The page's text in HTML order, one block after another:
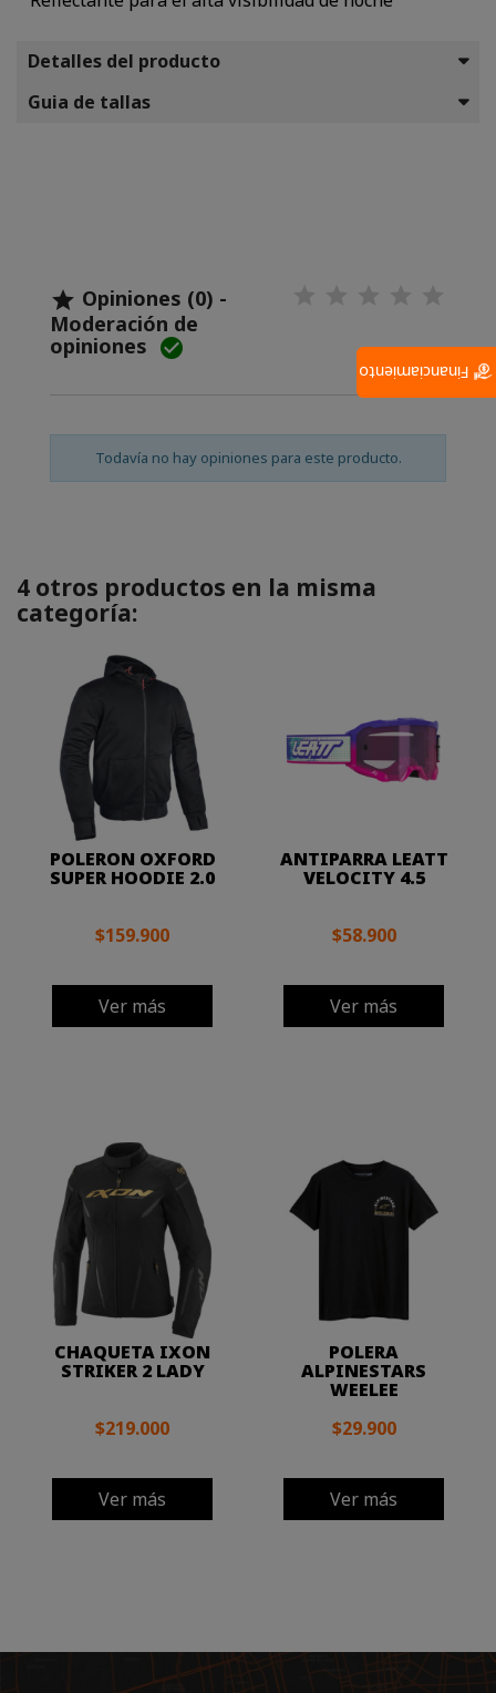
Detalles del producto
Guia de tallas
 Opiniones (0) -
Moderación de
opiniones 
Todavía no hay opiniones para este producto.
4 otros productos en la misma
categoría:
POLERON OXFORD
SUPER HOODIE 2.0
$159.900
Ver más
ANTIPARRA LEATT
VELOCITY 4.5
$58.900
Ver más
CHAQUETA IXON
STRIKER 2 LADY
$219.000
Ver más
POLERA
ALPINESTARS
WEELEE
$29.900
Ver más
Financiamiento